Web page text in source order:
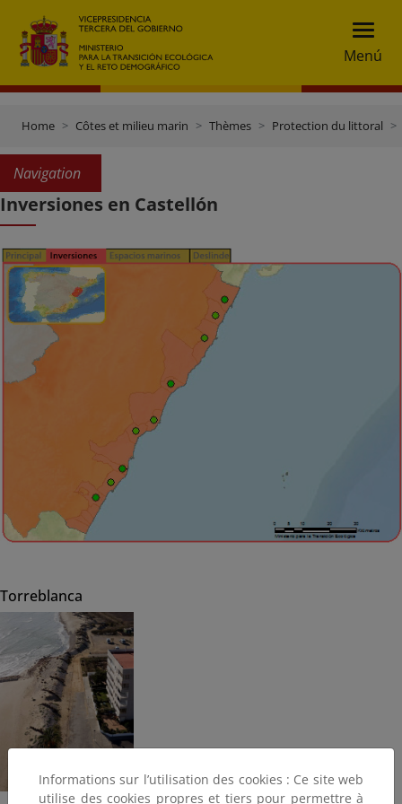
Menú
Home Côtes et milieu marin Thèmes Protection du littoral
Navigation
Inversiones en Castellón
Torreblanca
Informations sur l’utilisation des cookies : Ce site web
utilise des cookies propres et tiers pour permettre à